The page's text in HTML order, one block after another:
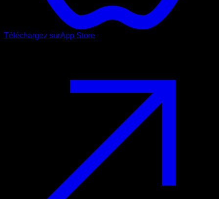
Téléchargez surApp Store